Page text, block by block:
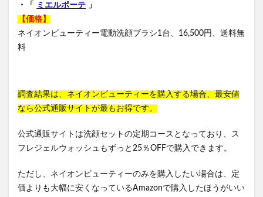
・「 ミエルポーテ
」
【価格】
ネイオンビューティー電動洗顔ブラシ1台、16,500円、送料無
料
調査結果は、ネイオンビューティーを購入する場合、最安値
なら公式通販サイトが最もお得です。
公式通販サイトは洗顔セットの定期コースとなっており、ス
フレジェルウォッシュもずっと25％OFFで購入できます。
ただし、ネイオンビューティーのみを購入したい場合は、定
価よりも大幅に安くなっているAmazonで購入したほうがいい